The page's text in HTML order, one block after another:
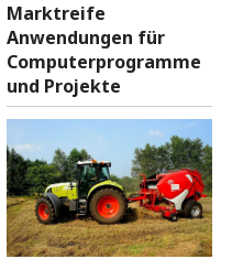
Marktreife
Anwendungen für
Computerprogramme
und Projekte